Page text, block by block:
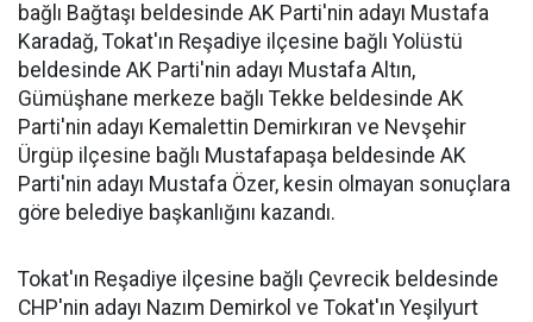
bağlı Bağtaşı beldesinde AK Parti'nin adayı Mustafa
Karadağ, Tokat'ın Reşadiye ilçesine bağlı Yolüstü
beldesinde AK Parti'nin adayı Mustafa Altın,
Gümüşhane merkeze bağlı Tekke beldesinde AK
Parti'nin adayı Kemalettin Demirkıran ve Nevşehir
Ürgüp ilçesine bağlı Mustafapaşa beldesinde AK
Parti'nin adayı Mustafa Özer, kesin olmayan sonuçlara
göre belediye başkanlığını kazandı.
Tokat'ın Reşadiye ilçesine bağlı Çevrecik beldesinde
CHP'nin adayı Nazım Demirkol ve Tokat'ın Yeşilyurt